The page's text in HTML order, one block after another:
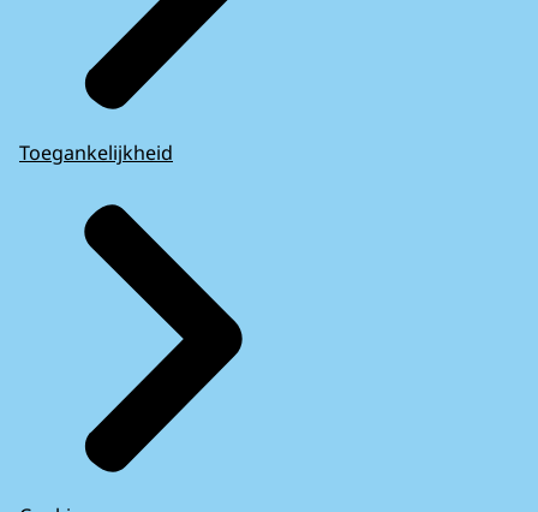
Toegankelijkheid